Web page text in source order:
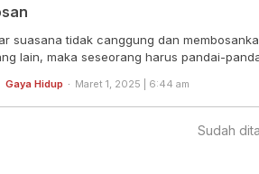
suasana tidak canggung dan
lain, maka seseorang harus pandai-
Gaya Hidup Maret 1, 2025 | 6:44 am
Sudah